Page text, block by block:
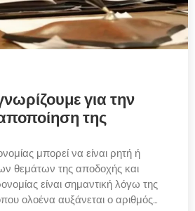
για την
της
μπορεί να είναι ρητή ή
θεμάτων της αποδοχής και
είναι σημαντική λόγω της
ολοένα αυξάνεται ο αριθμός…